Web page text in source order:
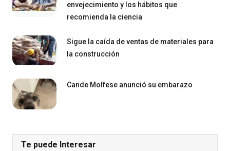
envejecimiento y los hábitos que
recomienda la ciencia
Sigue la caída de ventas de materiales para
la construcción
Cande Molfese anunció su embarazo
Te puede Interesar